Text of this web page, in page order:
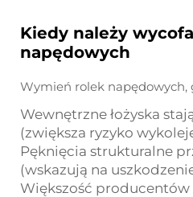
Kiedy należy
napędowych
Wymień rolek napędowych,
Wewnętrzne łożyska
(zwiększa ryzyko
Pęknięcia strukturalne
(wskazują na
Większość